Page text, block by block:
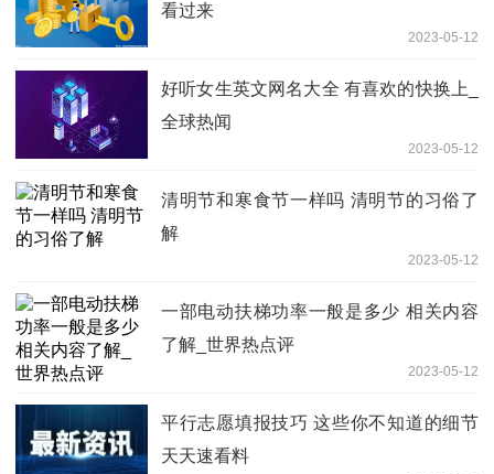
看过来
2023-05-12
好听女生英文网名大全 有喜欢的快换上_
全球热闻
2023-05-12
清明节和寒食节一样吗 清明节的习俗了
解
2023-05-12
一部电动扶梯功率一般是多少 相关内容
了解_世界热点评
2023-05-12
平行志愿填报技巧 这些你不知道的细节
天天速看料